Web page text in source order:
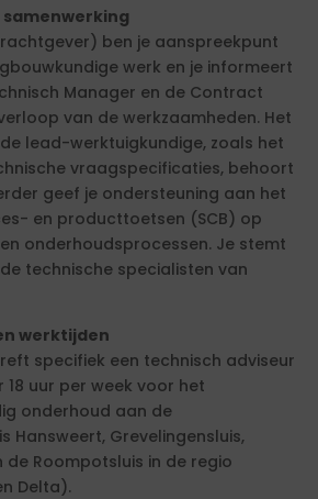
ben je aanspreekpunt
werk en je informeert
Manager en de Contract
van de werkzaamheden. Het
lead-werktuigkundige, zoals het
vraagspecificaties, behoort
geef je ondersteuning aan het
en producttoetsen (SCB) op
onderhoudsprocessen. Je stemt
technische specialisten van
werktijden
specifiek een technisch adviseur
uur per week voor het
onderhoud aan de
Hansweert, Grevelingensluis,
de Roompotsluis in de regio
Delta).